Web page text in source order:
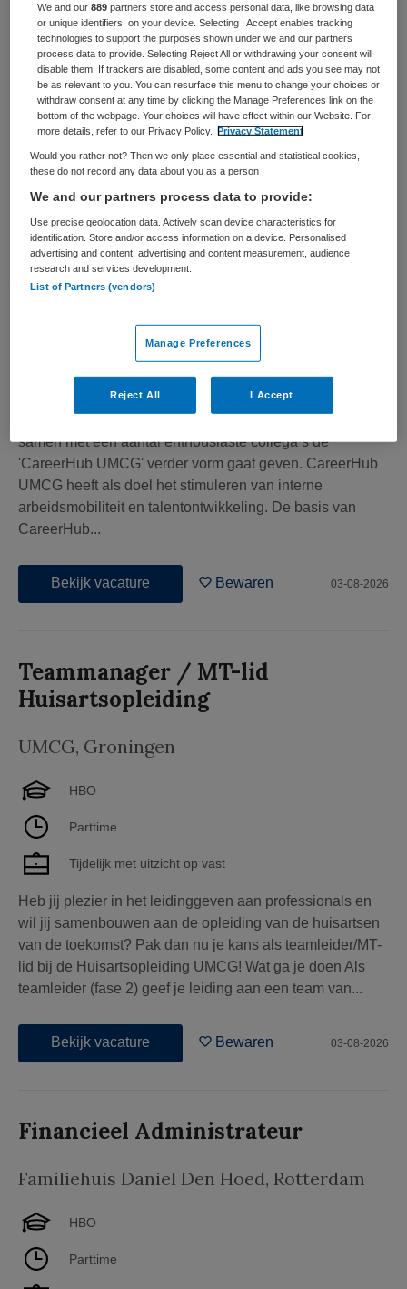
Capelle aan den IJssel op zoek naar een manager zorg.
Ouderenpsychiatrie richt zich op alle psychische
problemen en levensfase problematiek bij ouderen. Er is
aandacht voor de complexe interactie tussen somatiek,...
Bekijk vacature Bewaren
Loopbaanadviseur
UMCG,Groningen
Tijdelijk met uitzicht op vast
samen met een aantal enthousiaste collega’s de
'CareerHub UMCG' verder vorm gaat geven. CareerHub
UMCG heeft als doel het stimuleren van interne
arbeidsmobiliteit en talentontwikkeling. De basis van
CareerHub...
Bekijk vacature Bewaren 03-08-2026
Teammanager / MT-lid
Huisartsopleiding
UMCG, Groningen
HBO
Parttime
Tijdelijk met uitzicht op vast
Heb jij plezier in het leidinggeven aan professionals en
wil jij samenbouwen aan de opleiding van de huisartsen
van de toekomst? Pak dan nu je kans als teamleider/MT-
lid bij de Huisartsopleiding UMCG! Wat ga je doen Als
teamleider (fase 2) geef je leiding aan een team van...
Bekijk vacature Bewaren 03-08-2026
Financieel Administrateur
Familiehuis Daniel Den Hoed, Rotterdam
HBO
Parttime
We and our889 partners store and access personal data, like browsing data
or unique identifiers, on your device. Selecting I Accept enables tracking
technologies to support the purposes shown under we and our partners
process data to provide. Selecting Reject All or withdrawing your consent will
disable them. If trackers are disabled, some content and ads you see may not
be as relevant to you. You can resurface this menu to change your choices or
withdraw consent at any time by clicking the Manage Preferences link on the
bottom of the webpage. Your choices will have effect within our Website. For
more details, refer to our Privacy Policy.
Privacy Statement
Would you rather not? Then we only place essential and statistical cookies,
these do not record any data about you as a person
We and our partners process data to provide:
Use precise geolocation data. Actively scan device characteristics for
identification. Store and/or access information on a device. Personalised
advertising and content, advertising and content measurement, audience
research and services development.
List of Partners (vendors)
Manage Preferences
Reject All I Accept